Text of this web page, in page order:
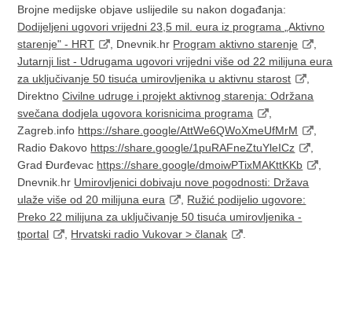
Brojne medijske objave uslijedile su nakon događanja:
Dodijeljeni ugovori vrijedni 23,5 mil. eura iz programa „Aktivno
starenje" - HRT
, Dnevnik.hr Program aktivno starenje
,
Jutarnji list - Udrugama ugovori vrijedni više od 22 milijuna eura
za uključivanje 50 tisuća umirovljenika u aktivnu starost
,
DirektnoCivilne udruge i projekt aktivnog starenja: Održana
svečana dodjela ugovora korisnicima programa
,
Zagreb.info https://share.google/AttWe6QWoXmeUfMrM
,
Radio Đakovo https://share.google/1puRAFneZtuYleICz
,
Grad Đurđevac https://share.google/dmoiwPTixMAKttKKb
,
Dnevnik.hr Umirovljenici dobivaju nove pogodnosti: Država
ulaže više od 20 milijuna eura
, Ružić podijelio ugovore:
Preko 22 milijuna za uključivanje 50 tisuća umirovljenika -
tportal
, Hrvatski radio Vukovar > članak .